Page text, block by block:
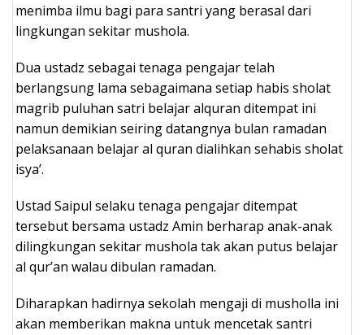
menimba ilmu bagi para santri yang berasal dari
lingkungan sekitar mushola.
Dua ustadz sebagai tenaga pengajar telah
berlangsung lama sebagaimana setiap habis sholat
magrib puluhan satri belajar alquran ditempat ini
namun demikian seiring datangnya bulan ramadan
pelaksanaan belajar al quran dialihkan sehabis sholat
isya’.
Ustad Saipul selaku tenaga pengajar ditempat
tersebut bersama ustadz Amin berharap anak-anak
dilingkungan sekitar mushola tak akan putus belajar
al qur’an walau dibulan ramadan.
Diharapkan hadirnya sekolah mengaji di musholla ini
akan memberikan makna untuk mencetak santri